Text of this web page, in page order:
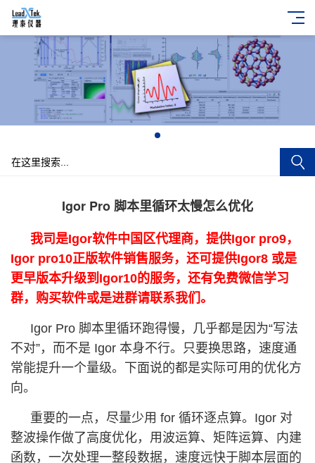
Igor Pro 脚本里循环太慢怎么优化
我司是Igor软件中国区代理商，提供Igor pro9，
Igor pro10正版软件销售服务，还可提供Igor8 或是
更早版本升级到Igor10的服务，还有免费微信学习
群，购买软件或是进群请联系我们。
Igor Pro 脚本里循环跑得慢，几乎都是因为“写法
不对”，而不是 Igor 本身不行。只要换思路，速度通
常能提升一个量级。下面说的都是实际可用的优化方
向。
重要的一点，尽量少用 for 循环逐点算。Igor 对
整波操作做了高度优化，用波运算、矩阵运算、内建
函数，一次处理一整段数据，速度远快于脚本层面的